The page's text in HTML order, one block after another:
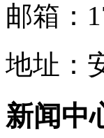
邮箱：
地址：
新闻中